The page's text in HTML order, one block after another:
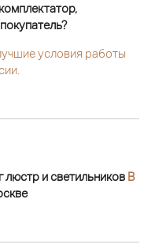
условия работы
люстр и светильников В